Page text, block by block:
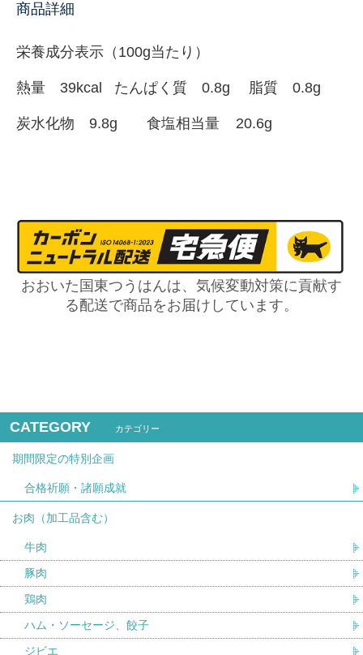
商品詳細
栄養成分表示（100g当たり）
熱量 39kcal たんぱく質 0.8g 脂質 0.8g
炭水化物 9.8g 食塩相当量 20.6g
おおいた国東つうはんは、気候変動対策に貢献す
る配送で商品をお届けしています。
CATEGORY カテゴリー
期間限定の特別企画
合格祈願・諸願成就
お肉（加工品含む）
牛肉
豚肉
鶏肉
ハム・ソーセージ、餃子
ジビエ